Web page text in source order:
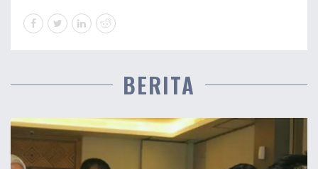
BERITA